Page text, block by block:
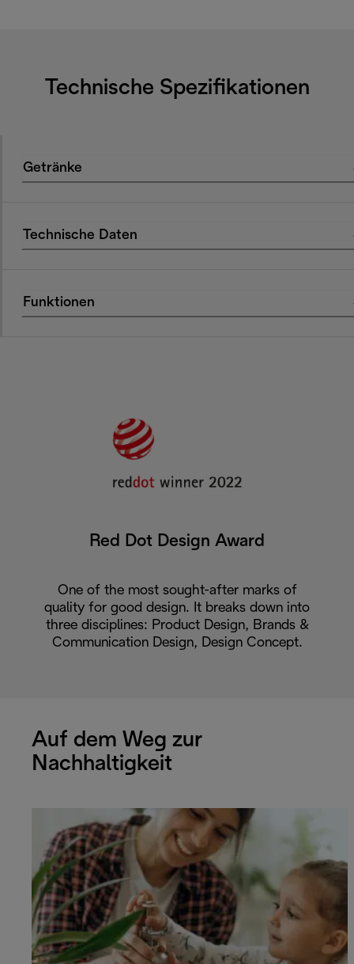
Technische Spezifikationen
Getränke
Technische Daten
Funktionen
Red Dot Design Award
One of the most sought-after marks of
quality for good design. It breaks down into
three disciplines: Product Design, Brands &
Communication Design, Design Concept.
Auf dem Weg zur
Nachhaltigkeit